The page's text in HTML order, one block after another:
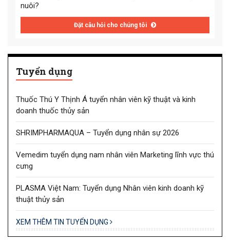
nuôi?
Đặt câu hỏi cho chúng tôi
Tuyển dụng
Thuốc Thú Y Thịnh Á tuyển nhân viên kỹ thuật và kinh
doanh thuốc thủy sản
SHRIMPHARMAQUA – Tuyển dụng nhân sự 2026
Vemedim tuyển dụng nam nhân viên Marketing lĩnh vực thú
cưng
PLASMA Việt Nam: Tuyển dụng Nhân viên kinh doanh kỹ
thuật thủy sản
XEM THÊM TIN TUYỂN DỤNG